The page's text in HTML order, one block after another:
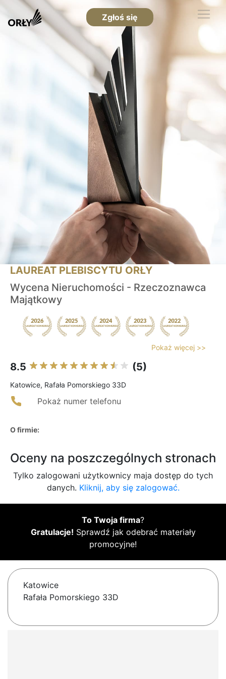
Zgłoś się
LAUREAT PLEBISCYTU ORŁY
Wycena Nieruchomości - Rzeczoznawca
Majątkowy
Pokaż więcej >>
8.5 (5)
Katowice, Rafała Pomorskiego 33D
Pokaż numer telefonu
O firmie:
Oceny na poszczególnych stronach
Tylko zalogowani użytkownicy maja dostęp do tych
danych. Kliknij, aby się zalogować.
To Twoja firma?
Gratulacje! Sprawdź jak odebrać materiały
promocyjne!
Katowice
Rafała Pomorskiego 33D